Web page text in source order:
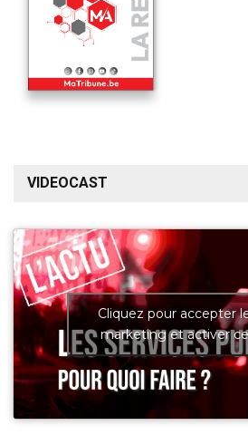
VIDEOCAST
Cliquez pour accepter
marketing et activer